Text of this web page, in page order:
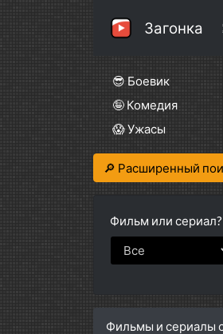
Загонка
😎 Боевик
🤪 Комедия
😱 Ужасы
🔎 Расширенный
Фильм или сериал?
Фильмы и сериалы